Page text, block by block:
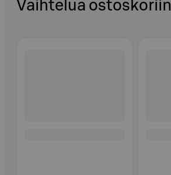
Vaihtelua ostoskoriin